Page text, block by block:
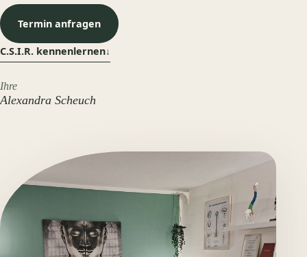
Termin anfragen
C.S.I.R. kennenlernen↓
Ihre
Alexandra Scheuch